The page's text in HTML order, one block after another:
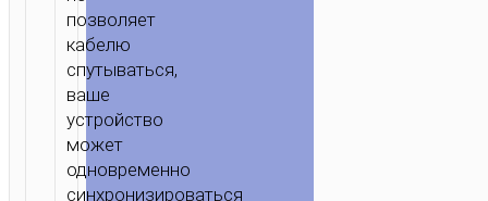
SUPERIOR
ЗАРЯДКА
ПЕРЕДАЧА
позволяет
кабелю
спутываться,
ваше
устройство
может
одновременно
синхронизироваться